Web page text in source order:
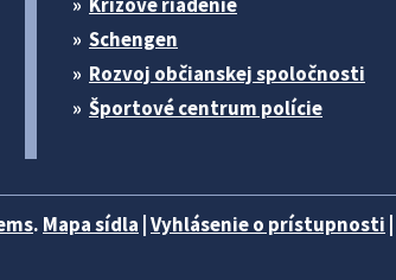
Schengen
Rozvoj občianskej spoločnosti
Športové centrum polície
. Mapa sídla Vyhlásenie o prístupnosti